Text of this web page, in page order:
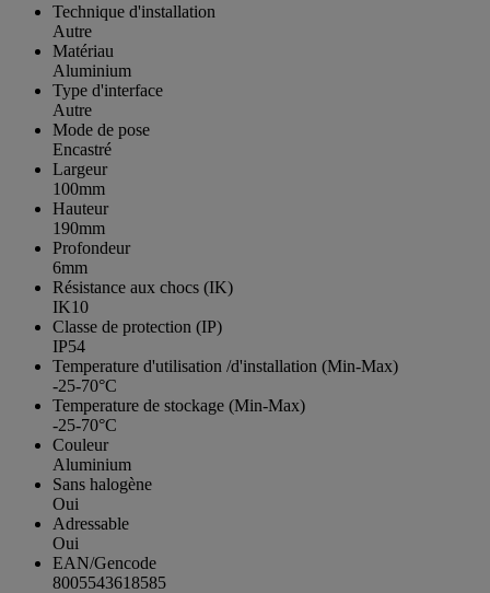
Technique d'installation
Autre
Matériau
Aluminium
Type d'interface
Autre
Mode de pose
Encastré
Largeur
100mm
Hauteur
190mm
Profondeur
6mm
Résistance aux chocs (IK)
IK10
Classe de protection (IP)
IP54
Temperature d'utilisation /d'installation (Min-Max)
-25-70°C
Temperature de stockage (Min-Max)
-25-70°C
Couleur
Aluminium
Sans halogène
Oui
Adressable
Oui
EAN/Gencode
8005543618585